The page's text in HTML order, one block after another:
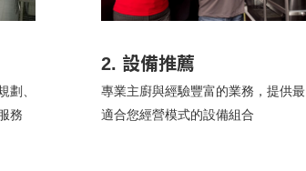
劃、
務
2. 設備推薦
專業主廚與經驗豐富的業務，提供最
適合您經營模式的設備組合